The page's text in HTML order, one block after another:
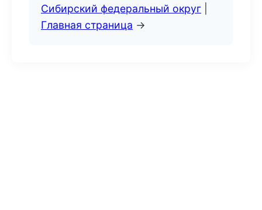
Сибирский федеральный округ
Главная страница →